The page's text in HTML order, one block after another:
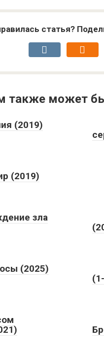
статья?
также может
(2019)
(2019)
зла
(2025)